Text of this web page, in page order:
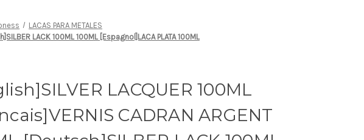
LACAS PARA METALES
LACK 100ML 100ML [Espagnol]LACA PLATA 100ML
LACQUER 100ML
CADRAN ARGENT